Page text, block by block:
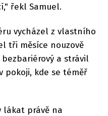
řekl Samuel.
vycházel z vlastního
tři měsíce nouzově
a strávil
pokoji, kde se téměř
lákat právě na